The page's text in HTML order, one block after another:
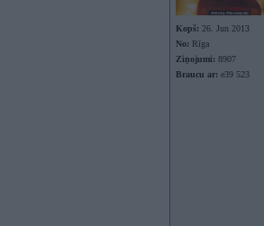
Kopš: 26. Jun 2013
No: Rīga
Ziņojumi: 8907
Braucu ar: e39 523